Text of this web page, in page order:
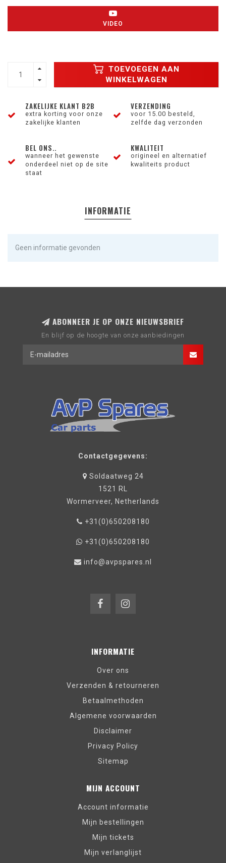
VIDEO
TOEVOEGEN AAN
WINKELWAGEN
ZAKELIJKE KLANT B2B
extra korting voor onze
zakelijke klanten
VERZENDING
voor 15.00 besteld,
zelfde dag verzonden
BEL ONS..
wanneer het gewenste
onderdeel niet op de site
staat
KWALITEIT
origineel en alternatief
kwaliteits product
INFORMATIE
Geen informatie gevonden
ABONNEER JE OP ONZE NIEUWSBRIEF
En blijf op de hoogte van onze aanbiedingen
Contactgegevens:
Soldaatweg 24
1521 RL
Wormerveer, Netherlands
+31(0)650208180
+31(0)650208180
info@avpspares.nl
INFORMATIE
Over ons
Verzenden & retourneren
Betaalmethoden
Algemene voorwaarden
Disclaimer
Privacy Policy
Sitemap
MIJN ACCOUNT
Account informatie
Mijn bestellingen
Mijn tickets
Mijn verlanglijst